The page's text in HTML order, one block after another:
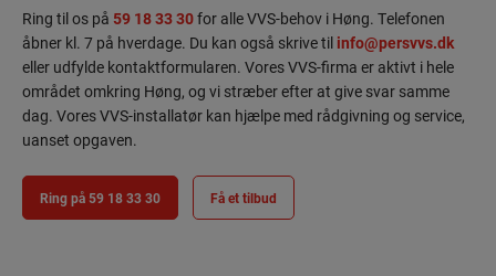
Ring til os på 59 18 33 30for alle VVS-behov i Høng. Telefonen
åbner kl. 7 på hverdage. Du kan også skrive til info@persvvs.dk
eller udfylde kontaktformularen. Vores VVS-firma er aktivt i hele
området omkring Høng, og vi stræber efter at give svar samme
dag. Vores VVS-installatør kan hjælpe med rådgivning og service,
uanset opgaven.
Ring på 59 18 33 30 Få et tilbud